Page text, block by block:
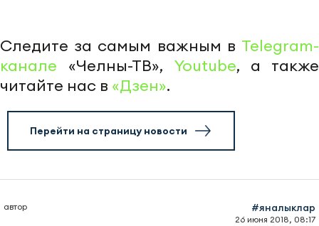
Следите за самым важным в Telegram-
канале «Челны-ТВ», Youtube, а также
читайте нас в «Дзен».
Перейти на страницу новости
автор #яналыклар
26 июня 2018, 08:17